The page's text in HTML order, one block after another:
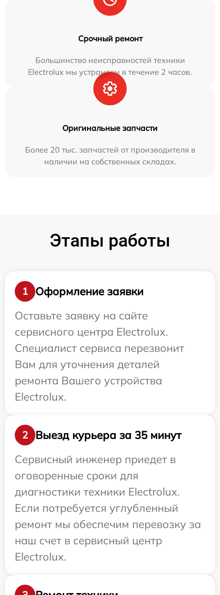
Срочный ремонт
Большинство неисправностей техники
Electrolux мы устраняем в течение 2 часов.
Оригинальные запчасти
Более 20 тыс. запчастей от производителя в
наличии на собственных складах.
Этапы работы
1
Оформление заявки
Оставьте заявку на сайте
сервисного центра Electrolux.
Специалист сервиса перезвонит
Вам для уточнения деталей
ремонта Вашего устройства
Electrolux.
2
Выезд курьера за 35 минут
Сервисный инженер приедет в
оговоренные сроки для
диагностики техники Electrolux.
Если потребуется углубленный
ремонт мы обеспечим перевозку за
наш счет в сервисный центр
Electrolux.